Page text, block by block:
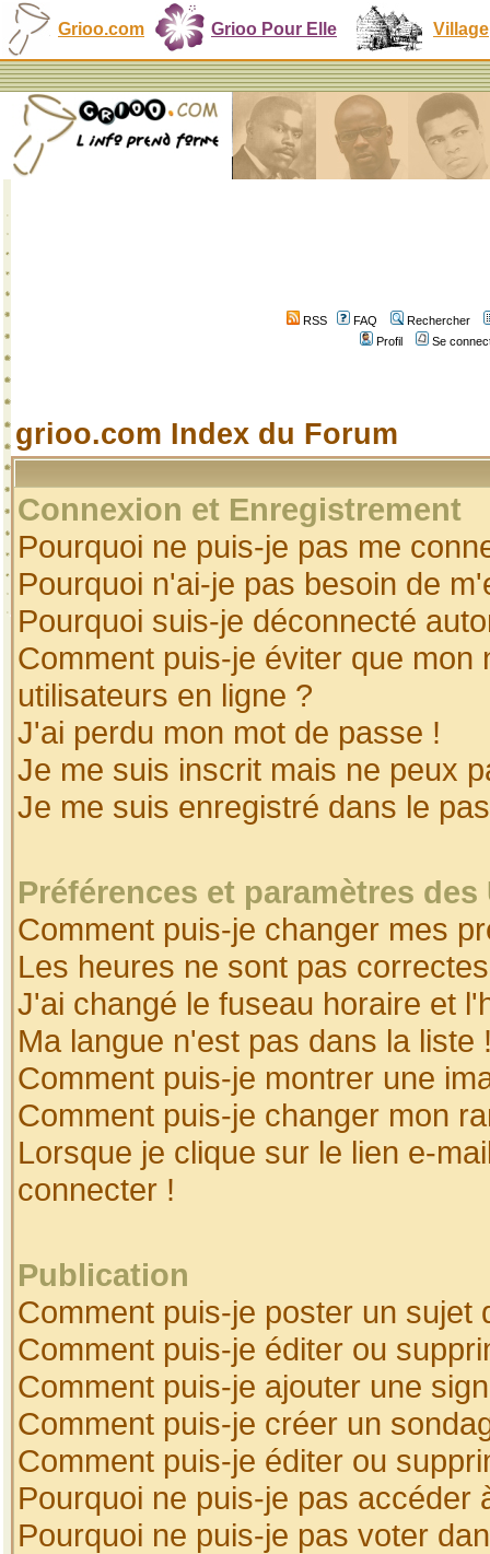
Grioo.com Grioo Pour Elle Village
RSS FAQ
Rechercher
Profil
Se
grioo.com Index du Forum
Connexion et Enregistrement
Pourquoi ne puis-je pas me
Pourquoi n'ai-je pas besoin de
Pourquoi suis-je déconnecté
Comment puis-je éviter que
utilisateurs en ligne ?
J'ai perdu mon mot de passe !
Je me suis inscrit mais ne peux
Je me suis enregistré dans le
Préférences et paramètres
Comment puis-je changer mes
Les heures ne sont pas
J'ai changé le fuseau horaire et
Ma langue n'est pas dans la liste
Comment puis-je montrer une
Comment puis-je changer mon
Lorsque je clique sur le lien e-
connecter !
Publication
Comment puis-je poster un sujet
Comment puis-je éditer ou
Comment puis-je ajouter une
Comment puis-je créer un
Comment puis-je éditer ou
Pourquoi ne puis-je pas accéder
Pourquoi ne puis-je pas voter